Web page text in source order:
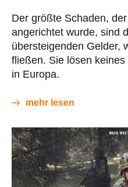
Der größte Schaden,
angerichtet wurde, sind
übersteigenden Gelder,
fließen. Sie lösen
in Europa.
mehr lesen